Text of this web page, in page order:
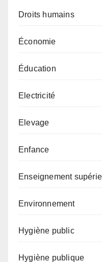
Droits humains
Économie
Éducation
Electricité
Elevage
Enfance
Enseignement
Environnement
Hygiène public
Hygiène publique